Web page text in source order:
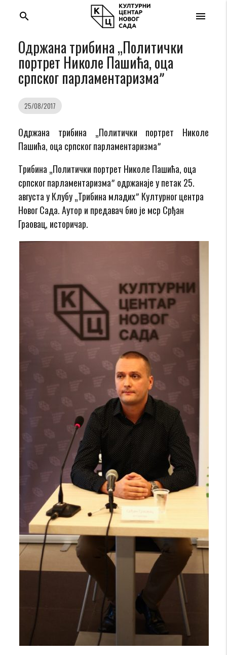
menu
search
Одржана трибина „Политички
портрет Николе Пашића, оца
српског парламентаризмаˮ
25/08/2017
Одржана трибина „Политички портрет Николе
Пашића, оца српског парламентаризмаˮ
Tрибина „Политички портрет Николе Пашића, оца
српског парламентаризмаˮ одржанаје у петак 25.
августа у Клубу „Трибина младихˮ Културног центра
Новог Сада. Аутор и предавач био је мср Срђан
Граовац, историчар.